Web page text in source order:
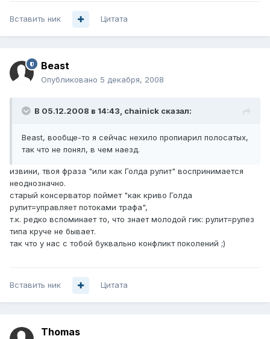
Вставить ник Цитата
Beast
Опубликовано 5 декабря, 2008
В 05.12.2008 в 14:43, chainick сказал:
Beast, вообще-то я сейчас нехило пропиарил полосатых,
так что не понял, в чем наезд.
извини, твоя фраза "или как Голда рулит" воспринимается
неоднозначно.
старый консерватор поймет "как криво Голда
рулит=управляет потоками трафа",
т.к. редко вспоминает то, что знает молодой гик: рулит=рулез
типа круче не бывает.
так что у нас с тобой буквально конфликт поколений ;)
Вставить ник Цитата
Thomas